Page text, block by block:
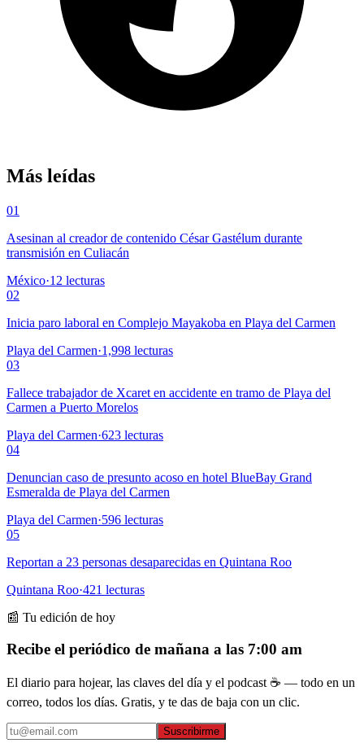
Más leídas
01
Asesinan al creador de contenido César Gastélum durante
transmisión en Culiacán
México·12 lecturas
02
Inicia paro laboral en Complejo Mayakoba en Playa del Carmen
Playa del Carmen·1,998 lecturas
03
Fallece trabajador de Xcaret en accidente en tramo de Playa del
Carmen a Puerto Morelos
Playa del Carmen·623 lecturas
04
Denuncian caso de presunto acoso en hotel BlueBay Grand
Esmeralda de Playa del Carmen
Playa del Carmen·596 lecturas
05
Reportan a 23 personas desaparecidas en Quintana Roo
Quintana Roo·421 lecturas
📰 Tu edición de hoy
Recibe el periódico de mañana a las 7:00 am
El diario para hojear, las claves del día y el podcast ☕ — todo en un
correo, todos los días. Gratis, y te das de baja con un clic.
Suscribirme